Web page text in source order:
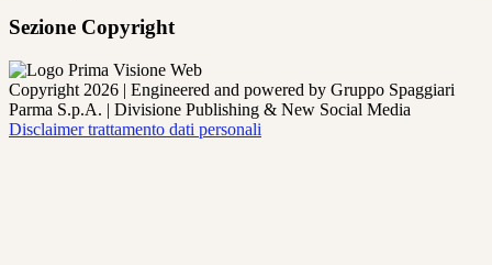
Sezione Copyright
Copyright 2026 | Engineered and powered by Gruppo Spaggiari
Parma S.p.A. | Divisione Publishing & New Social Media
Disclaimer trattamento dati personali